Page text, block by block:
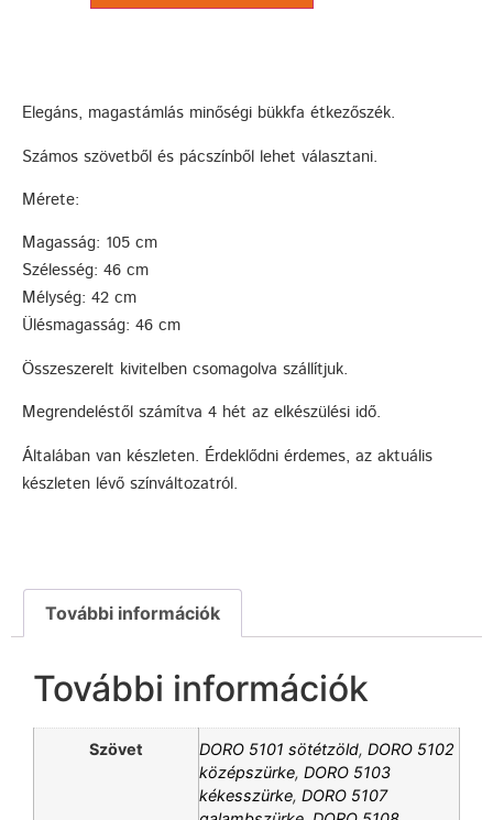
Elegáns, magastámlás minőségi bükkfa étkezőszék.
Számos szövetből és pácszínből lehet választani.
Mérete:
Magasság: 105 cm
Szélesség: 46 cm
Mélység: 42 cm
Ülésmagasság: 46 cm
Összeszerelt kivitelben csomagolva szállítjuk.
Megrendeléstől számítva 4 hét az elkészülési idő.
Általában van készleten. Érdeklődni érdemes, az aktuális
készleten lévő színváltozatról.
További információk
További információk
Szövet DORO 5101 sötétzöld, DORO 5102
középszürke, DORO 5103
kékesszürke, DORO 5107